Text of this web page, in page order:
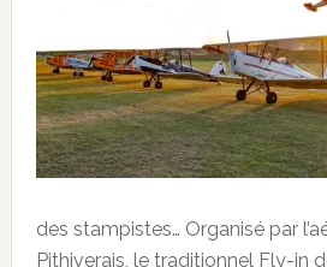
des stampistes… Organisé par
Pithiverais, le traditionnel Fly-in